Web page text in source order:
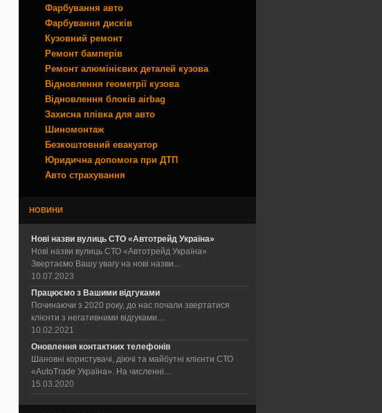
Фарбування авто
Фарбування дисків
Кузовний ремонт
Ремонт бамперів
Ремонт алюмінієвих деталей кузова
Відновлення геометрії кузова
Відновлення блоків airbag
Захисна плівка для авто
Шиномонтаж
Безкоштовний евакуатор
Юридична допомога при ДТП
Авто страхування
НОВИНИ
Нові назви вулиць СТО «Автотрейд Україна»
Нові назви вулиць СТО «Автотрейд Україна»
Звертаємо Вашу увагу на нові назви...
10.07.2023
Працюємо з Вашими відгуками
Починаючи з 2020 року, до нас почали звертатися
клієнти з негативними відгуками....
10.02.2021
Оновлення контактних телефонів
Шановні користувачі, діючі та майбутні клієнти СТО
«AutoTrade Україна». На численні...
15.03.2020